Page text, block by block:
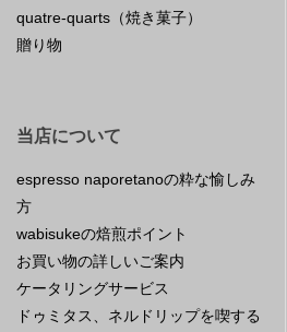
quatre-quarts（焼き菓子）
贈り物
当店について
espresso naporetanoの粋な愉しみ
方
wabisukeの焙煎ポイント
お買い物の詳しいご案内
ケータリングサービス
ドゥミタス、ネルドリップを喫する